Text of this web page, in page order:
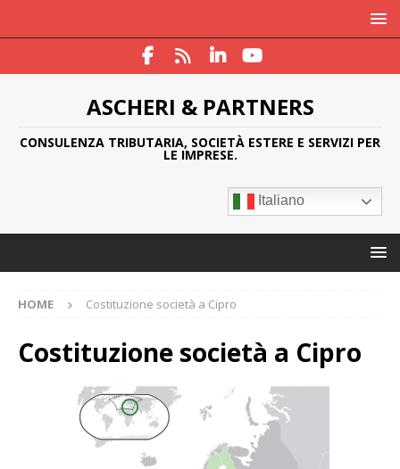
ASCHERI & PARTNERS
CONSULENZA TRIBUTARIA, SOCIETÀ ESTERE E SERVIZI PER
LE IMPRESE.
Italiano
HOME Costituzione società a Cipro
Costituzione società a Cipro